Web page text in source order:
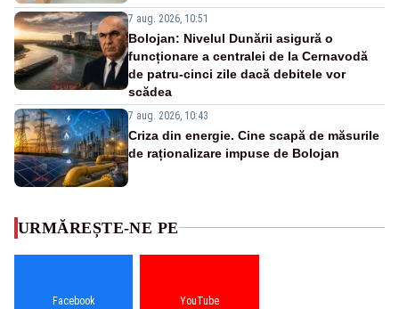
7 aug. 2026, 10:51
Bolojan: Nivelul Dunării asigură o
funcționare a centralei de la Cernavodă
de patru-cinci zile dacă debitele vor
scădea
7 aug. 2026, 10:43
Criza din energie. Cine scapă de măsurile
de raționalizare impuse de Bolojan
URMĂREȘTE-NE PE
Facebook YouTube